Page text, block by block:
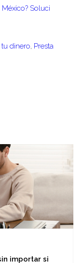
Soluci
tu dinero, Presta
importar si